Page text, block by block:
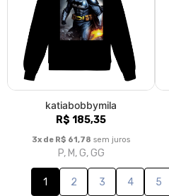
katiabobbymila
R$ 185,35
3x de R$ 61,78 sem juros
P, M, G, GG
1 2 3 4 5